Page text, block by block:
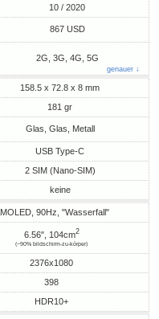
10 / 2020
867 USD
2G, 3G, 4G, 5G
genauer ↓
158.5 x 72.8 x 8 mm
181 gr
Glas, Glas, Metall
USB Type-C
2 SIM (Nano-SIM)
keine
90Hz, "Wasserfall"
6.56", 104cm2
(~90% bildschirm-zu-körper)
2376x1080
398
HDR10+